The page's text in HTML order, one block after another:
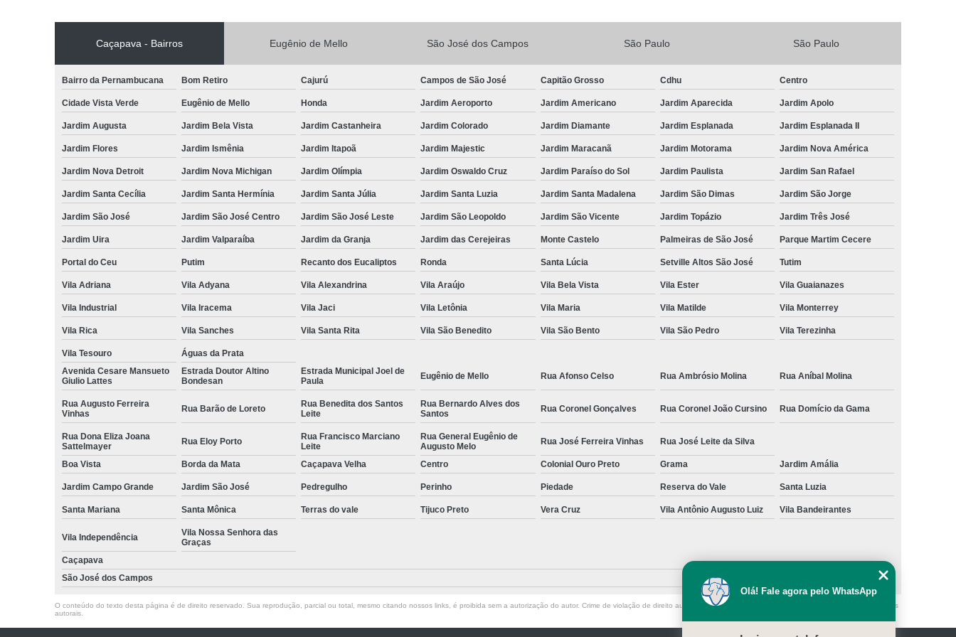
Vacina V10
Vacina V10 Importada Vacina V4 para Gatos
Veterinario 24horas
Veterinario 24hs
Veterinária 24 Horas
Veterinária 24 Horas Perto de Mim
Veterinário 24 Horas Mais Próximo
Veterinário 24 Horas Perto de Mim
Veterinário 24h
Veterinária Popular
Veterinária Popular 24 Horas
Veterinário 24 Horas Popular
Veterinário Popular
Veterinário Popular 24 Horas
Veterinário Popular 24h
Veterinário Popular Perto de Mim Veterinário Preço Popular
Caçapava - Bairros Eugênio de Mello São José dos Campos São Paulo São Paulo
Bairro da Pernambucana Bom Retiro Cajurú Campos de São José Capitão Grosso Cdhu Centro
Cidade Vista Verde Eugênio de Mello Honda Jardim Aeroporto Jardim Americano Jardim Aparecida Jardim Apolo
Jardim Augusta Jardim Bela Vista Jardim Castanheira Jardim Colorado Jardim Diamante Jardim Esplanada Jardim Esplanada II
Jardim Flores Jardim Ismênia Jardim Itapoã Jardim Majestic Jardim Maracanã Jardim Motorama Jardim Nova América
Jardim Nova Detroit Jardim Nova Michigan Jardim Olímpia Jardim Oswaldo Cruz Jardim Paraíso do Sol Jardim Paulista Jardim San Rafael
Jardim Santa Cecília Jardim Santa Hermínia Jardim Santa Júlia Jardim Santa Luzia Jardim Santa Madalena Jardim São Dimas Jardim São Jorge
Jardim São José Jardim São José Centro Jardim São José Leste Jardim São Leopoldo Jardim São Vicente Jardim Topázio Jardim Três José
Jardim Uira Jardim Valparaíba Jardim da Granja Jardim das Cerejeiras Monte Castelo Palmeiras de São José Parque Martim Cecere
Portal do Ceu Putim Recanto dos Eucaliptos Ronda Santa Lúcia Setville Altos São José Tutim
Vila Adriana Vila Adyana Vila Alexandrina Vila Araújo Vila Bela Vista Vila Ester Vila Guaianazes
Vila Industrial Vila Iracema Vila Jaci Vila Letônia Vila Maria Vila Matilde Vila Monterrey
Vila Rica Vila Sanches Vila Santa Rita Vila São Benedito Vila São Bento Vila São Pedro Vila Terezinha
Vila Tesouro
Águas da Prata
Avenida Cesare Mansueto
Giulio Lattes
Estrada Doutor Altino
Bondesan
Estrada Municipal Joel de
Paula
Eugênio de Mello Rua Afonso Celso Rua Ambrósio Molina Rua Aníbal Molina
Rua Augusto Ferreira
Vinhas
Rua Barão de Loreto
Rua Benedita dos Santos
Leite
Rua Bernardo Alves dos
Santos
Rua Coronel Gonçalves Rua Coronel João Cursino Rua Domício da Gama
Rua Dona Eliza Joana
Sattelmayer
Rua Eloy Porto
Rua Francisco Marciano
Leite
Rua General Eugênio de
Augusto Melo
Rua José Ferreira Vinhas Rua José Leite da Silva
Boa Vista Borda da Mata Caçapava Velha Centro Colonial Ouro Preto Grama Jardim Amália
Jardim Campo Grande Jardim São José Pedregulho Perinho Piedade Reserva do Vale Santa Luzia
Santa Mariana Santa Mônica Terras do vale Tijuco Preto Vera Cruz Vila Antônio Augusto Luiz Vila Bandeirantes
Vila Independência
Vila Nossa Senhora das
Graças
Caçapava
São José dos Campos
O conteúdo do texto desta página é de direito reservado. Sua reprodução, parcial ou total, mesmo citando nossos links, é proibida sem a autorização do autor. Crime de violação de direito autoral – artigo 184 do Código Penal –
Lei 9610/98 - Lei de direitos
autorais
Olá! Fale agora pelo WhatsApp